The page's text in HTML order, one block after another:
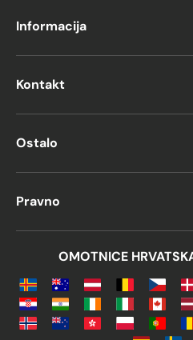
naših ekološki
želite da vaše pismo
papira
ili
Informacija
Kontakt
Ostalo
Pravno
OMOTNICE